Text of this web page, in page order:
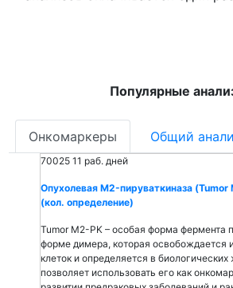
Популярные
Онкомаркеры Общий
70025 11 раб. дней
Опухолевая M2-пируваткиназа (Tumor
(кол. определение)
Tumor M2-PK – особая форма фермента
форме димера, которая освобождается
клеток и определяется в биологических
позволяет использовать его как